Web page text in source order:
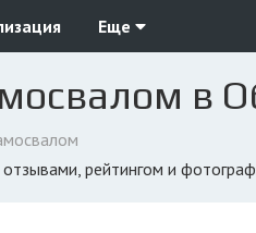
Еще
в
отзывами, рейтингом и